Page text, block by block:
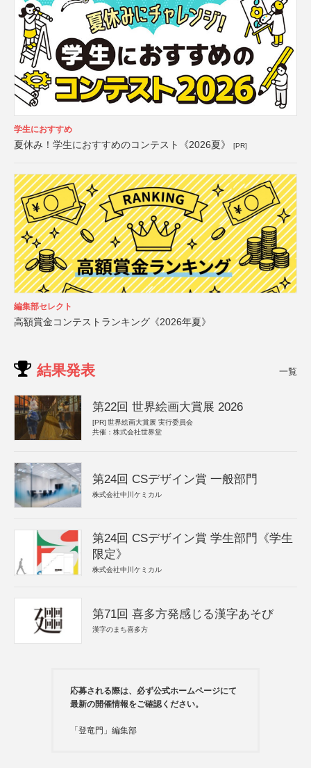
学生におすすめ
夏休み！学生におすすめのコンテスト《2026夏》 [PR]
編集部セレクト
高額賞金コンテストランキング《2026年夏》
結果発表 一覧
第22回 世界絵画大賞展 2026
[PR] 世界絵画大賞展 実行委員会
共催：株式会社世界堂
第24回 CSデザイン賞 一般部門
株式会社中川ケミカル
第24回 CSデザイン賞 学生部門《学生
限定》
株式会社中川ケミカル
第71回 喜多方発感じる漢字あそび
漢字のまち喜多方
応募される際は、必ず公式ホームページにて
最新の開催情報をご確認ください。
「登竜門」編集部